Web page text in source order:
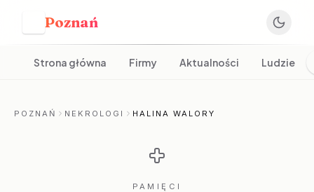
Poznań
Strona główna Firmy Aktualności Ludzie
POZNAŃ NEKROLOGI HALINA WALORY
PAMIĘCI